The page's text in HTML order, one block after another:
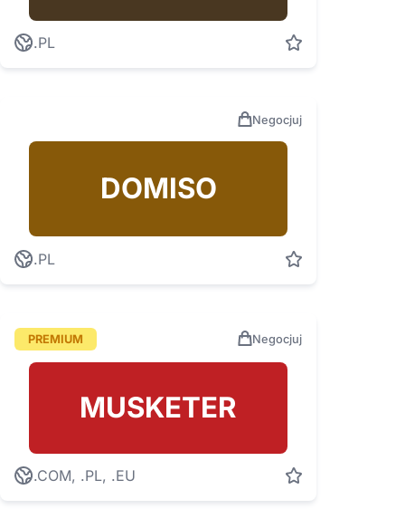
.PL
Negocjuj
DOMISO
.PL
PREMIUM Negocjuj
MUSKETER
.COM, .PL, .EU